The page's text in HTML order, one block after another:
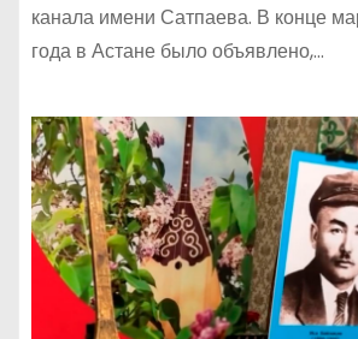
канала имени Сатпаева. В конце
года в Астане было объявлено,…